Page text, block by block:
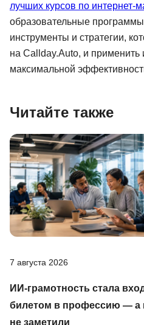
лучших курсов по интернет-
образовательные
инструменты и стратегии,
на Callday.Auto, и применить
максимальной
Читайте также
7 августа 2026
ИИ-грамотность стала
билетом в профессию — а
не заметили